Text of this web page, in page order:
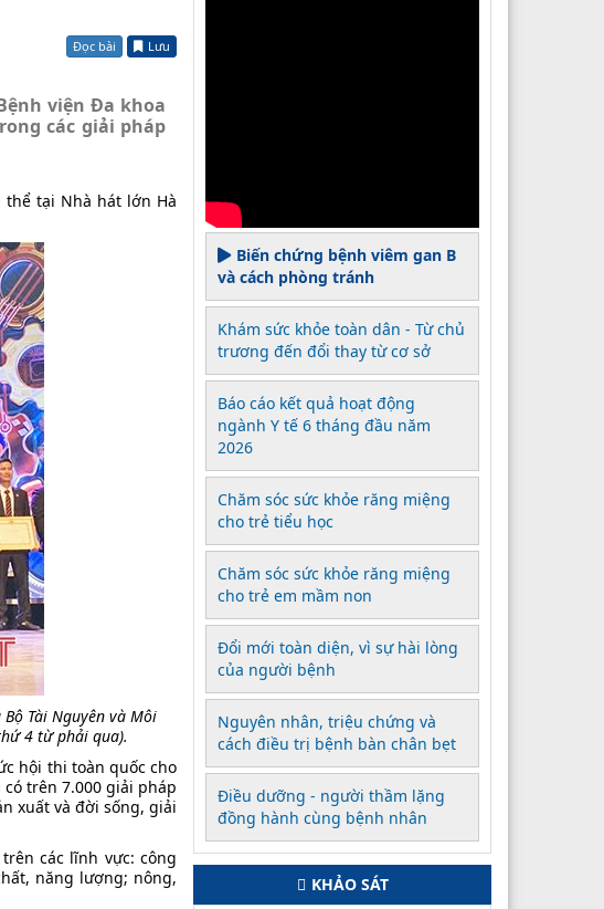
Đọc bài Lưu
viện Đa khoa
các giải pháp
thể tại Nhà hát lớn Hà
Tài Nguyên và Môi
4 từ phải qua).
hội thi toàn quốc cho
trên 7.000 giải pháp
xuất và đời sống, giải
các lĩnh vực: công
năng lượng; nông,
Biến chứng bệnh viêm gan B
và cách phòng tránh
Khám sức khỏe toàn dân - Từ chủ
trương đến đổi thay từ cơ sở
Báo cáo kết quả hoạt động
ngành Y tế 6 tháng đầu năm
2026
Chăm sóc sức khỏe răng miệng
cho trẻ tiểu học
Chăm sóc sức khỏe răng miệng
cho trẻ em mầm non
Đổi mới toàn diện, vì sự hài lòng
của người bệnh
Nguyên nhân, triệu chứng và
cách điều trị bệnh bàn chân bẹt
Điều dưỡng - người thầm lặng
đồng hành cùng bệnh nhân
KHẢO SÁT